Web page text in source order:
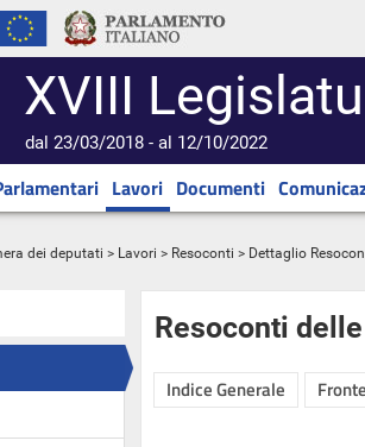
XVIII
dal 23/03/2018 - al 12/10/2022
Lavori Documenti
dei deputati > Lavori > Resoconti > Dettaglio
Resoconti
Indice Generale